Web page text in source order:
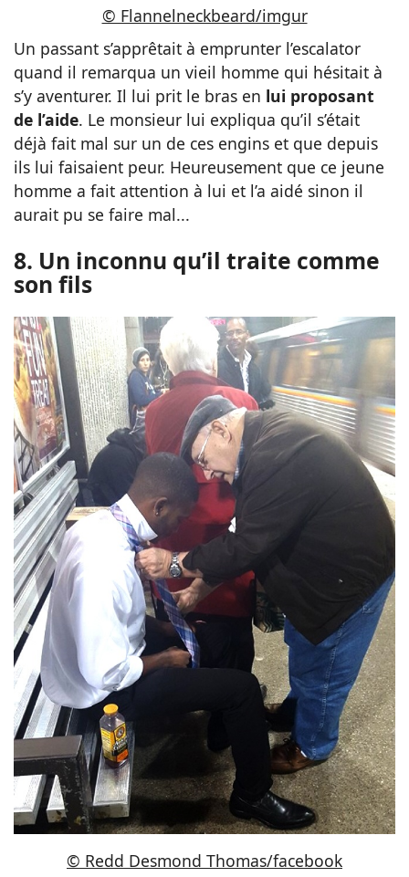
© Flannelneckbeard/imgur
Un passant s’apprêtait à emprunter l’escalator
quand il remarqua un vieil homme qui hésitait à
s’y aventurer. Il lui prit le bras en lui proposant
de l’aide. Le monsieur lui expliqua qu’il s’était
déjà fait mal sur un de ces engins et que depuis
ils lui faisaient peur. Heureusement que ce jeune
homme a fait attention à lui et l’a aidé sinon il
aurait pu se faire mal...
8. Un inconnu qu’il traite comme
son fils
© Redd Desmond Thomas/facebook